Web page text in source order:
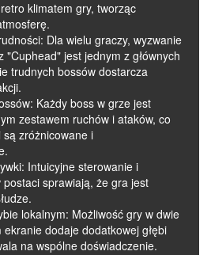
klimatem gry, tworząc
Dla wielu graczy, wyzwanie
"Cuphead" jest jednym z głównych
trudnych bossów dostarcza
Każdy boss w grze jest
zestawem ruchów i ataków, co
zróżnicowane i
Intuicyjne sterowanie i
postaci sprawiają, że gra jest
lokalnym: Możliwość gry w dwie
dodaje dodatkowej głębi
na wspólne doświadczenie.